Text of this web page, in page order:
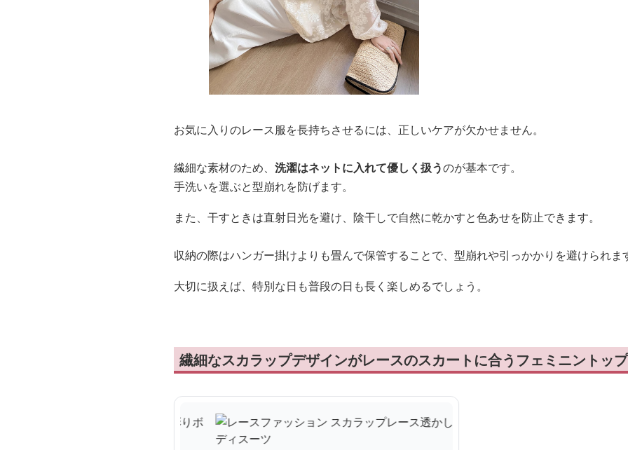
お気に入りのレース服を長持ちさせるには、正しいケアが欠かせません。
繊細な素材のため、 洗濯はネットに入れて優しく扱うのが基本です。
手洗いを選ぶと型崩れを防げます。
また、干すときは直射日光を避け、陰干しで自然に乾かすと色あせを防止できます。
収納の際はハンガー掛けよりも畳んで保管することで、型崩れや引っかかりを避けられま
大切に扱えば、特別な日も普段の日も長く楽しめるでしょう。
繊細なスカラップデザインがレースのスカートに合うフェミニントッ